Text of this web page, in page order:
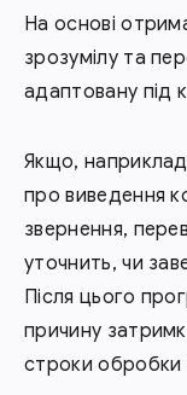
На основі
зрозумілу та
адаптовану під
Якщо,
про виведення
звернення,
уточнить, чи
Після цього
причину
строки обробки